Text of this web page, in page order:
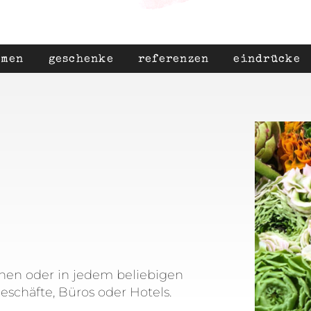
geschenke referenzen eindrücke
oder in jedem beliebigen
Büros oder Hotels.